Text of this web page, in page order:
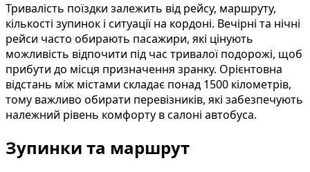
Тривалість поїздки залежить від рейсу, маршруту,
кількості зупинок і ситуації на кордоні. Вечірні та нічні
рейси часто обирають пасажири, які цінують
можливість відпочити під час тривалої подорожі, щоб
прибути до місця призначення зранку. Орієнтовна
відстань між містами складає понад 1500 кілометрів,
тому важливо обирати перевізників, які забезпечують
належний рівень комфорту в салоні автобуса.
Зупинки та маршрут